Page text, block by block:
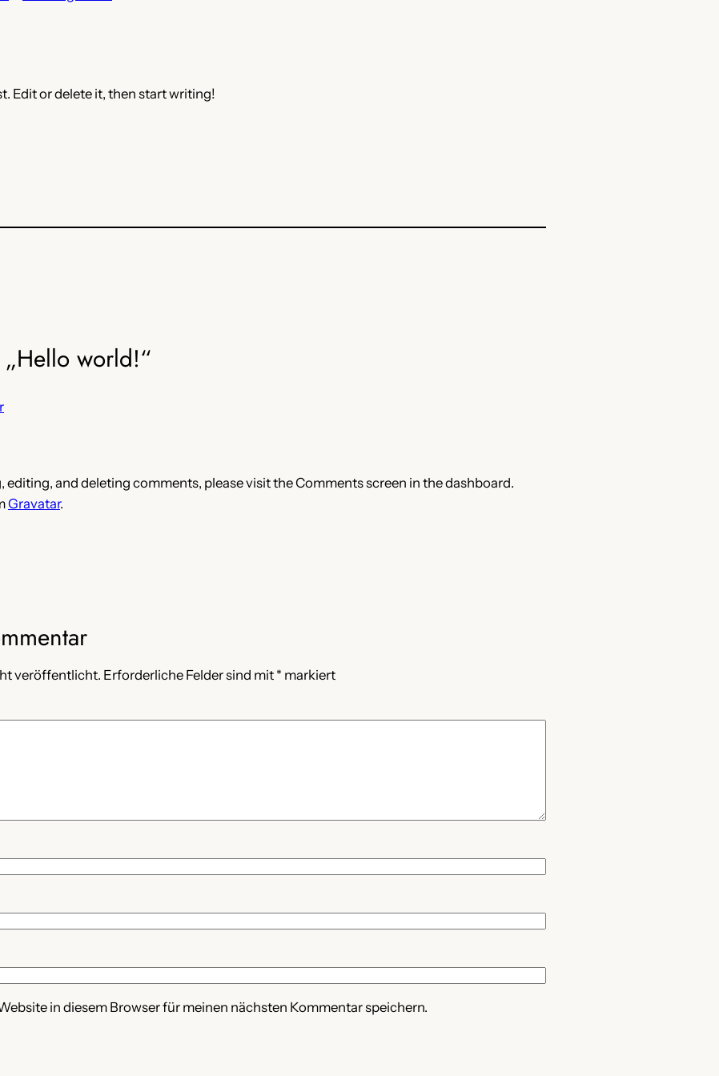
Edit or delete it, then start writing!
world!“
and deleting comments, please visit the Comments screen in the dashboard.
Gravatar.
veröffentlicht. Erforderliche Felder sind mit * markiert
in diesem Browser für meinen nächsten Kommentar speichern.